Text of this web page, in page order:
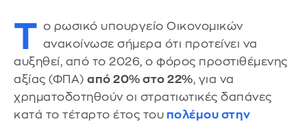
Τ ο ρωσικό υπουργείο Οικονομικών
ανακοίνωσε σήμερα ότι προτείνει να
αυξηθεί, από το 2026, ο φόρος προστιθέμενης
αξίας (ΦΠΑ) από 20% στο 22%, για να
χρηματοδοτηθούν οι στρατιωτικές δαπάνες
κατά το τέταρτο έτος του πολέμου στην